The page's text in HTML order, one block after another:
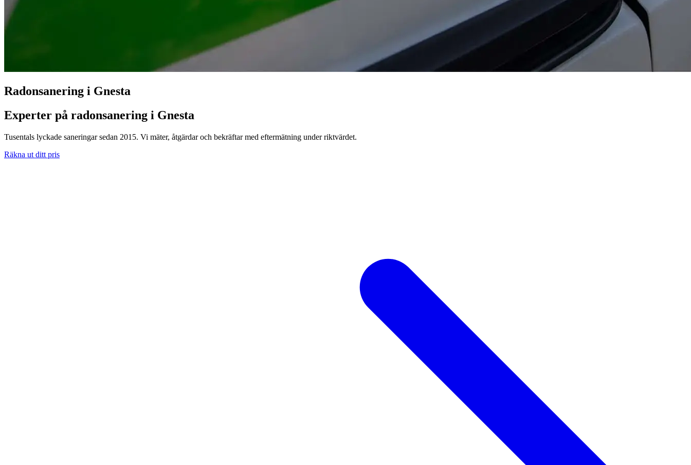
Radonsanering i Gnesta
Experter på radonsanering i Gnesta
Tusentals lyckade saneringar sedan 2015. Vi mäter, åtgärdar och bekräftar med eftermätning under riktvärdet.
Räkna ut ditt pris